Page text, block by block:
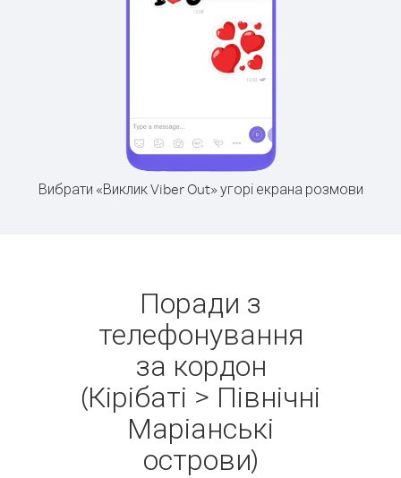
Вибрати «Виклик Viber Out» угорі екрана розмови
Поради з
телефонування
за кордон
(Кірібаті > Північні
Маріанські
острови)